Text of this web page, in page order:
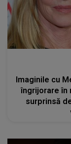
Imaginile cu
îngrijorare în
surprinsă